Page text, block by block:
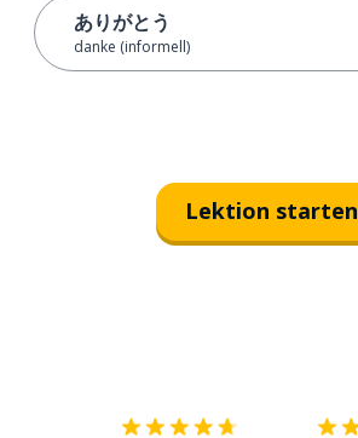
ありがとう
danke (informell)
Lektion starten